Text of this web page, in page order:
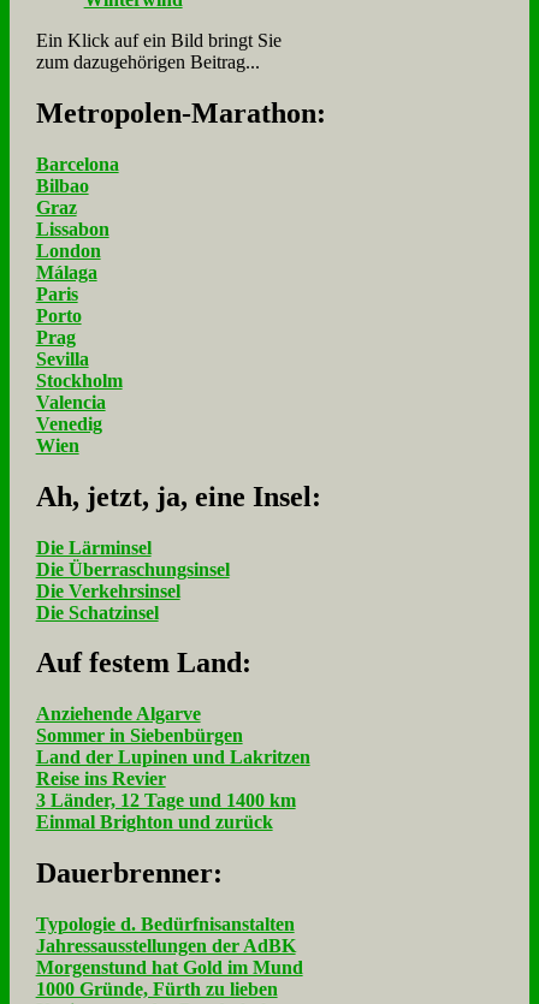
Ein Klick auf ein Bild bringt Sie
zum dazugehörigen Beitrag...
Me­tro­po­len-Ma­ra­thon:
Barcelona
Bilbao
Graz
Lissabon
London
Málaga
Paris
Porto
Prag
Sevilla
Stockholm
Valencia
Venedig
Wien
Ah, jetzt, ja, ei­ne In­sel:
Die Lärminsel
Die Überraschungsinsel
Die Verkehrsinsel
Die Schatzinsel
Auf fe­stem Land:
Anziehende Algarve
Sommer in Siebenbürgen
Land der Lupinen und Lakritzen
Reise ins Revier
3 Länder, 12 Tage und 1400 km
Einmal Brighton und zurück
Dau­er­bren­ner:
Typologie d. Bedürfnisanstalten
Jahressausstellungen der AdBK
Morgenstund hat Gold im Mund
1000 Gründe, Fürth zu lieben